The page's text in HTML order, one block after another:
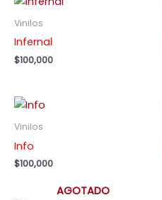
Vinilos
Infernal
$100,000
Vinilos
Info
$100,000
AGOTADO